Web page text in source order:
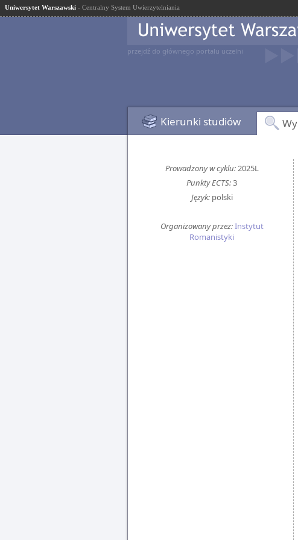
Uniwersytet Warszawski - Centralny System Uwierzytelniania
przejdź do głównego portalu uczelni
Kierunki studiów
Prowadzony w cyklu:2025L
Punkty ECTS:3
Język:polski
Organizowany przez:Instytut
Romanistyki